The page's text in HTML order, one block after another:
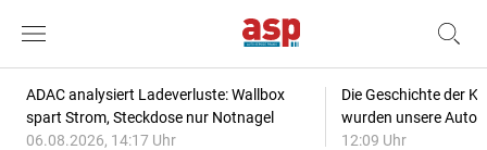
ADAC analysiert Ladeverluste: Wallbox
spart Strom, Steckdose nur Notnagel
06.08.2026, 14:17 Uhr
Die Geschichte der
wurden unsere
12:09 Uhr